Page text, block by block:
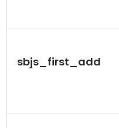
sbjs_first_add